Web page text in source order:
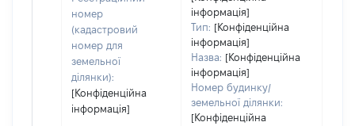
номер
(кадастровий
номер для
земельної
ділянки):
[Конфіденційна
інформація]
інформація]
Тип: [Конфіденційна
інформація]
Назва: [Конфіденційна
інформація]
Номер будинку/
земельної ділянки:
[Конфіденційна